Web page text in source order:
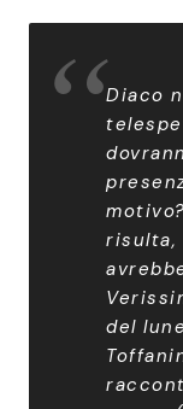
Diaco
risulta,
del